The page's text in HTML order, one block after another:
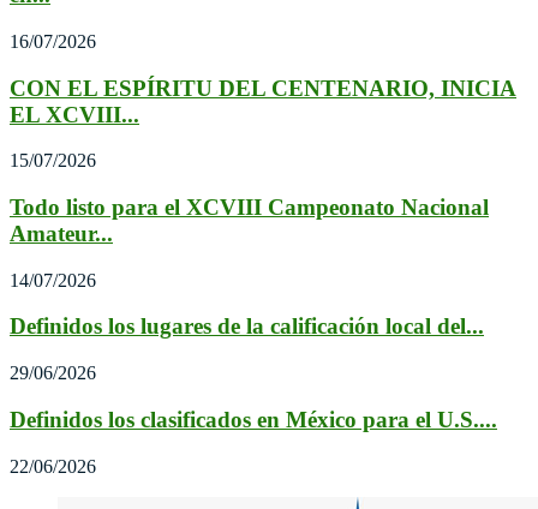
16/07/2026
CON EL ESPÍRITU DEL CENTENARIO, INICIA
EL XCVIII...
15/07/2026
Todo listo para el XCVIII Campeonato Nacional
Amateur...
14/07/2026
Definidos los lugares de la calificación local del...
29/06/2026
Definidos los clasificados en México para el U.S....
22/06/2026